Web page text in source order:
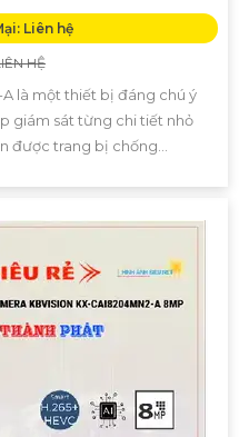
Liên hệ
HỆ
là một thiết bị đáng chú ý
giám sát từng chi tiết nhỏ
được trang bị chống...